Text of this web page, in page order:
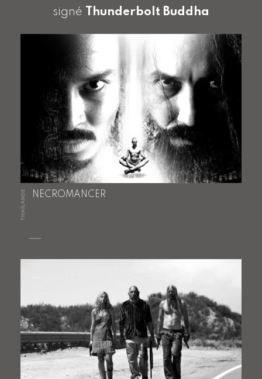
signé Thunderbolt Buddha
THAÏLANDE NECROMANCER